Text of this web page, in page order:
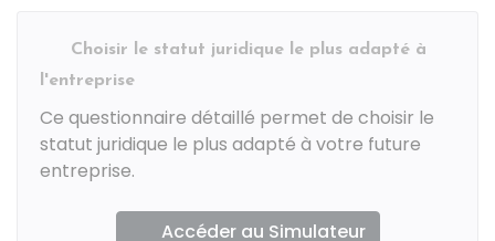
Choisir le statut juridique le plus adapté à
l'entreprise
Ce questionnaire détaillé permet de choisir le
statut juridique le plus adapté à votre future
entreprise.
Accéder au Simulateur